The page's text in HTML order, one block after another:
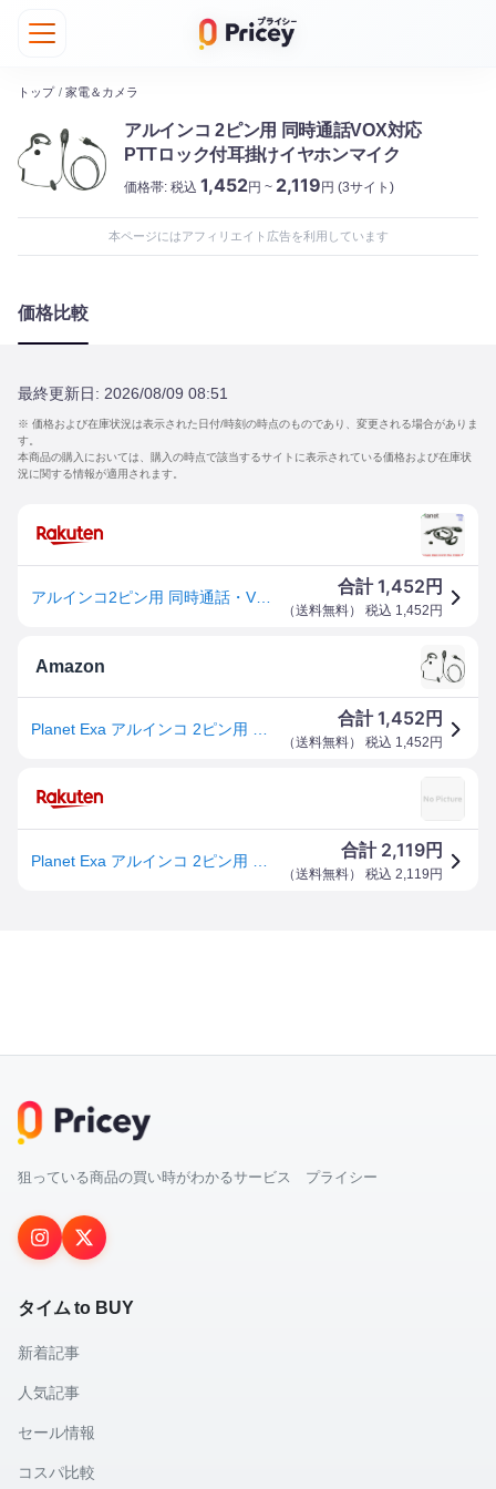
トップ / 家電＆カメラ
アルインコ 2ピン用 同時通話VOX対応
PTTロック付耳掛けイヤホンマイク
価格帯: 税込 1,452円 ~ 2,119円 (3サイト)
本ページにはアフィリエイト広告を利用しています
価格比較
最終更新日: 2026/08/09 08:51
※ 価格および在庫状況は表示された日付/時刻の時点のものであり、変更される場合がありま
す。
本商品の購入においては、購入の時点で該当するサイトに表示されている価格および在庫状
況に関する情報が適用されます。
アルインコ2ピン用 同時通話・VOX対応 PTTロック付 耳掛けイヤホンマイク EME-51A EME-29A互換耳掛け型イヤホンマイク Planet PL-EM02A 送料無料
合計1,452 円
（送料無料） 税込 1,452 円
Amazon
合計1,452 円
（送料無料） 税込 1,452 円
合計 2,119円
（送料無料） 税込 2,119 円
狙っている商品の買い時がわかるサービス プライシー
タイム to BUY
新着記事
人気記事
セール情報
コスパ比較